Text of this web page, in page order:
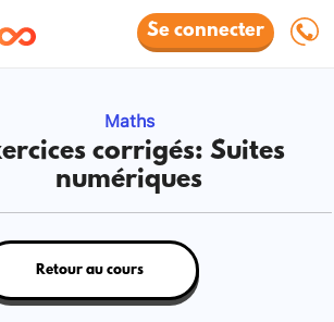
Se connecter
Maths
corrigés: Suites
numériques
Retour au cours